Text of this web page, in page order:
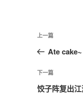
文
导
航
上
一
文
章
上一篇
Ate cake~
下
一
下一篇
饺子阵复出